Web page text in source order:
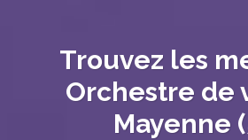
Trouvez les
Orchestre de
Mayenne